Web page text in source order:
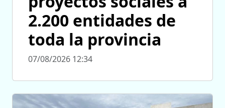
2.200 entidades de
toda la provincia
07/08/2026 12:34